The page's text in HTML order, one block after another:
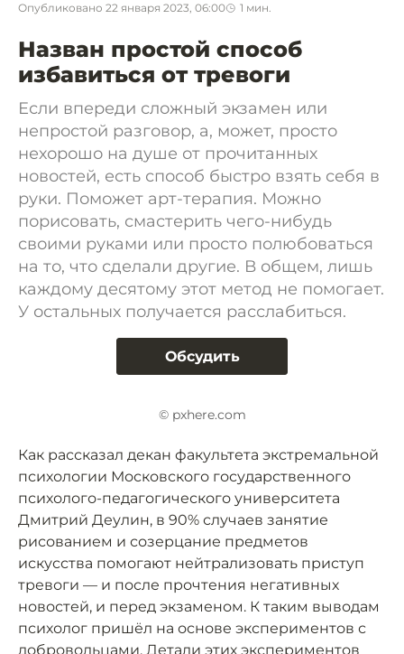
Опубликовано 22 января 2023, 06:00 1 мин.
Назван простой способ
избавиться от тревоги
Если впереди сложный экзамен или
непростой разговор, а, может, просто
нехорошо на душе от прочитанных
новостей, есть способ быстро взять себя в
руки. Поможет арт-терапия. Можно
порисовать, смастерить чего-нибудь
своими руками или просто полюбоваться
на то, что сделали другие. В общем, лишь
каждому десятому этот метод не помогает.
У остальных получается расслабиться.
Обсудить
© pxhere.com
Как рассказал декан факультета экстремальной
психологии Московского государственного
психолого-педагогического университета
Дмитрий Деулин, в 90% случаев занятие
рисованием и созерцание предметов
искусства помогают нейтрализовать приступ
тревоги — и после прочтения негативных
новостей, и перед экзаменом. К таким выводам
психолог пришёл на основе экспериментов с
добровольцами. Детали этих экспериментов